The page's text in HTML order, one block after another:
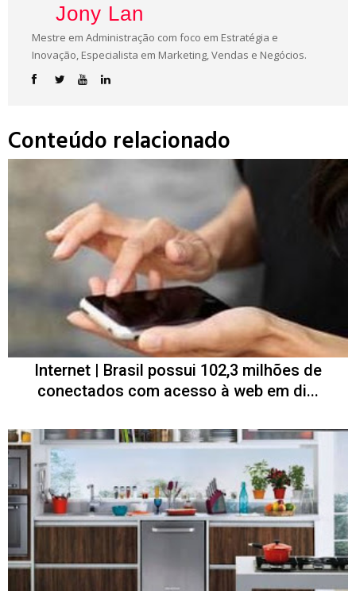
Jony Lan
Mestre em Administração com foco em Estratégia e
Inovação, Especialista em Marketing, Vendas e Negócios.
Conteúdo relacionado
Internet | Brasil possui 102,3 milhões de
conectados com acesso à web em di...